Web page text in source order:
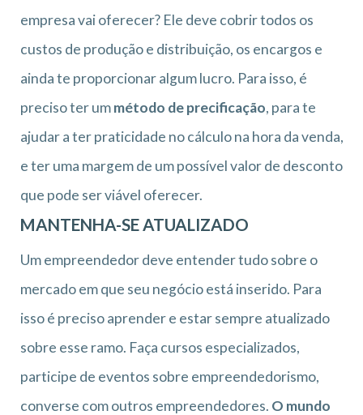
empresa vai oferecer? Ele deve cobrir todos os
custos de produção e distribuição, os encargos e
ainda te proporcionar algum lucro. Para isso, é
preciso ter ummétodo de precificação, para te
ajudar a ter praticidade no cálculo na hora da venda,
e ter uma margem de um possível valor de desconto
que pode ser viável oferecer.
MANTENHA-SE ATUALIZADO
Um empreendedor deve entender tudo sobre o
mercado em que seu negócio está inserido. Para
isso é preciso aprender e estar sempre atualizado
sobre esse ramo. Faça cursos especializados,
participe de eventos sobre empreendedorismo,
converse com outros empreendedores. O mundo